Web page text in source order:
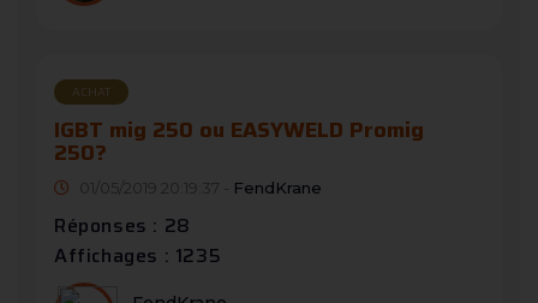
ACHAT
IGBT mig 250 ou EASYWELD Promig
250?
01/05/2019 20:19:37 - FendKrane
Réponses : 28
Affichages : 1235